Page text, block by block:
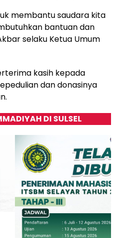
membantu saudara kita
bantuan dan
selaku Ketua Umum
kasih kepada
dan donasinya
DI SULSEL